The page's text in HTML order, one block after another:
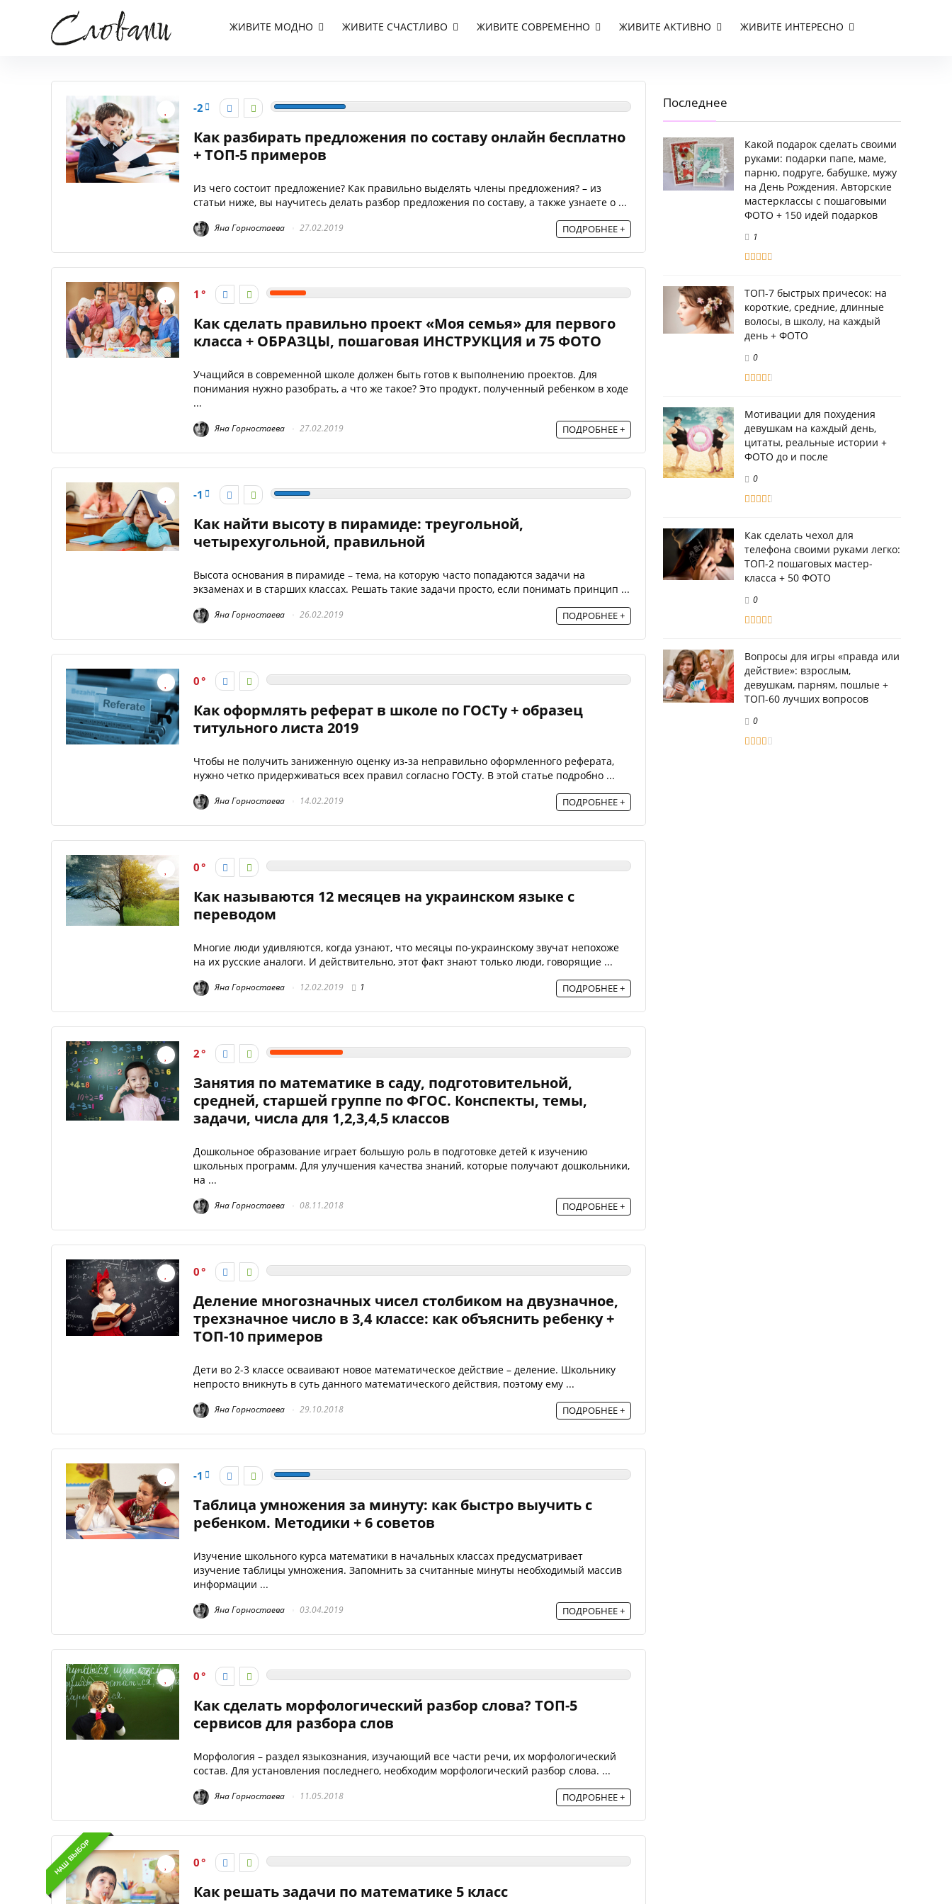
ЖИВИТЕ МОДНО ЖИВИТЕ СЧАСТЛИВО ЖИВИТЕ СОВРЕМЕННО ЖИВИТЕ АКТИВНО ЖИВИТЕ ИНТЕРЕСНО
-2
Как разбирать предложения по составу онлайн бесплатно
+ ТОП-5 примеров
Из чего состоит предложение? Как правильно выделять члены предложения? – из
статьи ниже, вы научитесь делать разбор предложения по составу, а также узнаете о ...
Яна Горностаева 27.02.2019 ПОДРОБНЕЕ +
1
Как сделать правильно проект «Моя семья» для первого
класса + ОБРАЗЦЫ, пошаговая ИНСТРУКЦИЯ и 75 ФОТО
Учащийся в современной школе должен быть готов к выполнению проектов. Для
понимания нужно разобрать, а что же такое? Это продукт, полученный ребенком в ходе
...
Яна Горностаева 27.02.2019 ПОДРОБНЕЕ +
-1
Как найти высоту в пирамиде: треугольной,
четырехугольной, правильной
Высота основания в пирамиде – тема, на которую часто попадаются задачи на
экзаменах и в старших классах. Решать такие задачи просто, если понимать принцип ...
Яна Горностаева 26.02.2019 ПОДРОБНЕЕ +
0
Как оформлять реферат в школе по ГОСТу + образец
титульного листа 2019
Чтобы не получить заниженную оценку из-за неправильно оформленного реферата,
нужно четко придерживаться всех правил согласно ГОСТу. В этой статье подробно ...
Яна Горностаева 14.02.2019 ПОДРОБНЕЕ +
0
Как называются 12 месяцев на украинском языке с
переводом
Многие люди удивляются, когда узнают, что месяцы по-украинскому звучат непохоже
на их русские аналоги. И действительно, этот факт знают только люди, говорящие ...
Яна Горностаева 12.02.2019 1 ПОДРОБНЕЕ +
2
Занятия по математике в саду, подготовительной,
средней, старшей группе по ФГОС. Конспекты, темы,
задачи, числа для 1,2,3,4,5 классов
Дошкольное образование играет большую роль в подготовке детей к изучению
школьных программ. Для улучшения качества знаний, которые получают дошкольники,
на ...
Яна Горностаева 08.11.2018 ПОДРОБНЕЕ +
0
Деление многозначных чисел столбиком на двузначное,
трехзначное число в 3,4 классе: как объяснить ребенку +
ТОП-10 примеров
Дети во 2-3 классе осваивают новое математическое действие – деление. Школьнику
непросто вникнуть в суть данного математического действия, поэтому ему ...
Яна Горностаева 29.10.2018 ПОДРОБНЕЕ +
-1
Таблица умножения за минуту: как быстро выучить с
ребенком. Методики + 6 советов
Изучение школьного курса математики в начальных классах предусматривает
изучение таблицы умножения. Запомнить за считанные минуты необходимый массив
информации ...
Яна Горностаева 03.04.2019 ПОДРОБНЕЕ +
0
Как сделать морфологический разбор слова? ТОП-5
сервисов для разбора слов
Морфология – раздел языкознания, изучающий все части речи, их морфологический
состав. Для установления последнего, необходим морфологический разбор слова. ...
Яна Горностаева 11.05.2018 ПОДРОБНЕЕ +
НАШ ВЫБОР 0
Как решать задачи по математике 5 класс
Последнее
Какой подарок сделать своими
руками: подарки папе, маме,
парню, подруге, бабушке, мужу
на День Рождения. Авторские
мастерклассы с пошаговыми
ФОТО + 150 идей подарков
1
ТОП-7 быстрых причесок: на
короткие, средние, длинные
волосы, в школу, на каждый
день + ФОТО
0
Мотивации для похудения
девушкам на каждый день,
цитаты, реальные истории +
ФОТО до и после
0
Как сделать чехол для
телефона своими руками легко:
ТОП-2 пошаговых мастер-
класса + 50 ФОТО
0
Вопросы для игры «правда или
действие»: взрослым,
девушкам, парням, пошлые +
ТОП-60 лучших вопросов
0